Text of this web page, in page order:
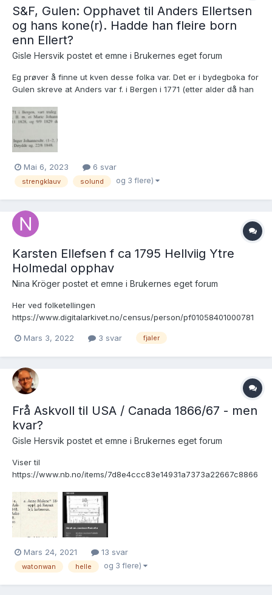
S&F, Gulen: Opphavet til Anders Ellertsen
og hans kone(r). Hadde han fleire born
enn Ellert?
Gisle Hersvik postet et emne i Brukernes eget forum
Eg prøver å finne ut kven desse folka var. Det er i bydegboka for
Gulen skreve at Anders var f. i Bergen i 1771 (etter alder då han
https://www.digitalarkivet.no/view/267/pg00000002037755).
Ekteskapet i 1823 klarer ikkje finne... Massi d.1829: http...
Mai 6, 2023 6 svar
strengklauv solund og 3 flere)
Karsten Ellefsen f ca 1795 Hellviig Ytre
Holmedal opphav
Nina Kröger postet et emne i Brukernes eget forum
Her ved folketellingen
https://www.digitalarkivet.no/census/person/pf01058401000781
Jeg finner ingenting mer på dette paret. Har vært innom
bygdebøker og det som er av søkbare kilder, og jeg tror jeg har
hjelpe?
Mars 3, 2022 3 svar fjaler
Frå Askvoll til USA / Canada 1866/67 - men
kvar?
Gisle Hersvik postet et emne i Brukernes eget forum
Viser til
https://www.nb.no/items/7d8e4ccc83e14931a7373a22667c8866
https://www.digitalarkivet.no/census/person/pf01038263000026
Emigrasjon: SAB, Askvoll sokneprestembete,
H/Haa/Haaa/L0011/0002: Ministerialbok nr. A 11 II, 1845-1878, s.
400 Bruksle...
Mars 24, 2021
13 svar
watonwan helle og 3 flere)